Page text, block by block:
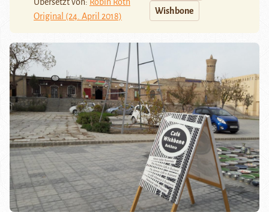
Übersetzt von: Robin Roth
Original (24. April 2018)
Wishbone